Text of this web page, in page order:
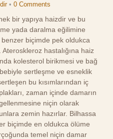
•0 Comments
bir yapıya haizdir ve bu
yada daralma eğilimine
benzer biçimde pek oldukca
hastalığına haiz
kolesterol birikmesi ve bağ
sertleşme ve esneklik
bu kısımlarından iç
zaman içinde damarın
niçin olarak
zemin hazırlar. Bilhassa
biçimde en oldukca ölüme
temel niçin damar